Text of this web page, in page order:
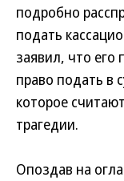
подробно
подать
заявил, что
право подать в
которое
трагедии.
Опоздав на